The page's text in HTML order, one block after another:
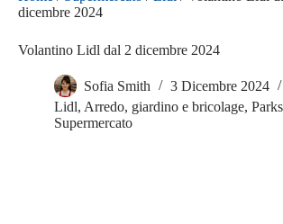
dicembre 2024
Volantino Lidl dal 2 dicembre 2024
Sofia Smith
3 Dicembre 2024
Lidl, Arredo, giardino e bricolage,
Supermercato